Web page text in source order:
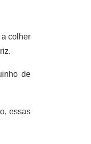
colher
de
essas